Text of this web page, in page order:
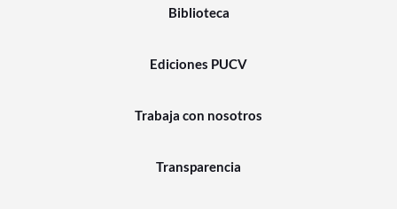
Biblioteca
Ediciones PUCV
Trabaja con nosotros
Transparencia